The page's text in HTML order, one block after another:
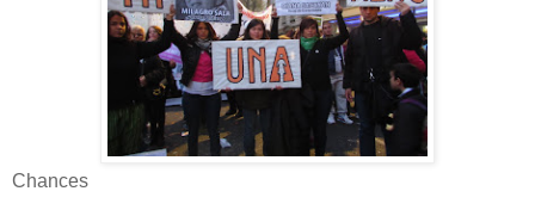
Chances